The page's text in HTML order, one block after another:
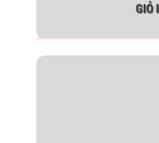
GIỎ